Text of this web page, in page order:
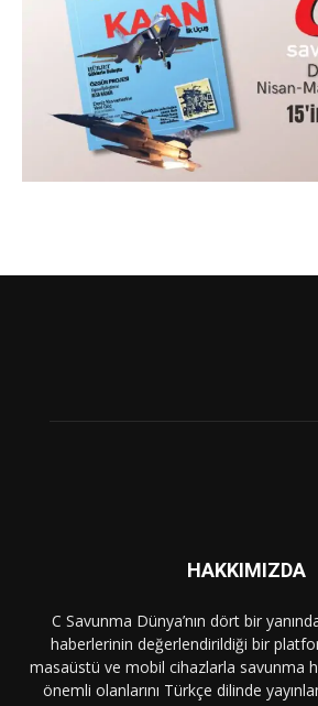
HAKKIMIZDA
C Savunma Dünya’nın dört bir
haberlerinin değerlendirildiği bir
masaüstü ve mobil cihazlarla savunma
önemli olanlarını Türkçe dilinde